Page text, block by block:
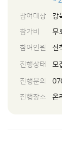
참여대상
강
참가비
무
참여인원
선
진행상태 모
진행문의
진행장소
온